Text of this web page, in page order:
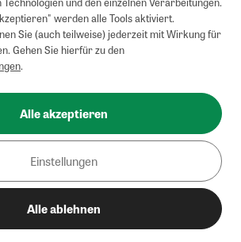
werden alle Tools aktiviert.
Sie (auch teilweise) jederzeit mit Wirkung für
Gehen Sie hierfür zu den
.
Alle akzeptieren
Einstellungen
Alle ablehnen